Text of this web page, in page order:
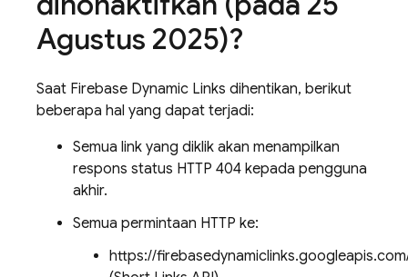
Agustus 2025)?
Saat Firebase Dynamic Links dihentikan, berikut
beberapa hal yang dapat terjadi:
Semua link yang diklik akan menampilkan
respons status HTTP 404 kepada pengguna
akhir.
Semua permintaan HTTP ke:
https://